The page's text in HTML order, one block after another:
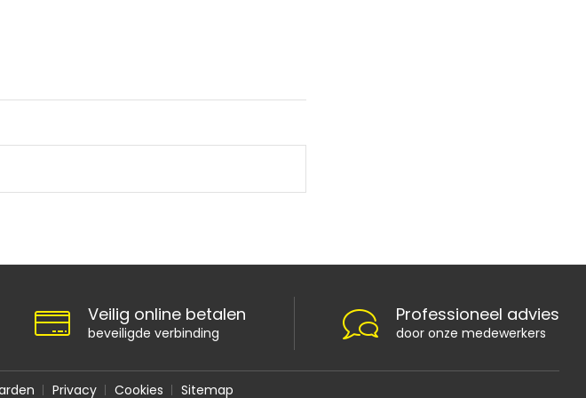
Veilig online betalen
beveiligde verbinding
Professioneel advies
door onze medewerkers
Privacy Cookies Sitemap